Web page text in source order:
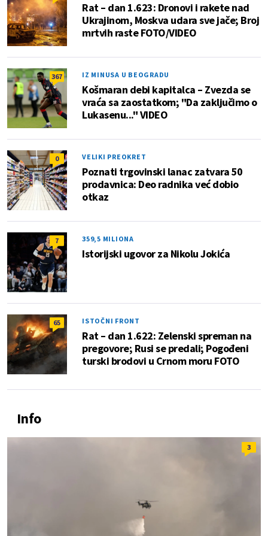
Rat – dan 1.623: Dronovi i rakete nad
Ukrajinom, Moskva udara sve jače; Broj
mrtvih raste FOTO/VIDEO
367 IZ MINUSA U BEOGRADU
Košmaran debi kapitalca – Zvezda se
vraća sa zaostatkom; "Da zaključimo o
Lukasenu..." VIDEO
0 VELIKI PREOKRET
Poznati trgovinski lanac zatvara 50
prodavnica: Deo radnika već dobio
otkaz
7 359,5 MILIONA
Istorijski ugovor za Nikolu Jokića
65 ISTOČNI FRONT
Rat – dan 1.622: Zelenski spreman na
pregovore; Rusi se predali; Pogođeni
turski brodovi u Crnom moru FOTO
Info
3